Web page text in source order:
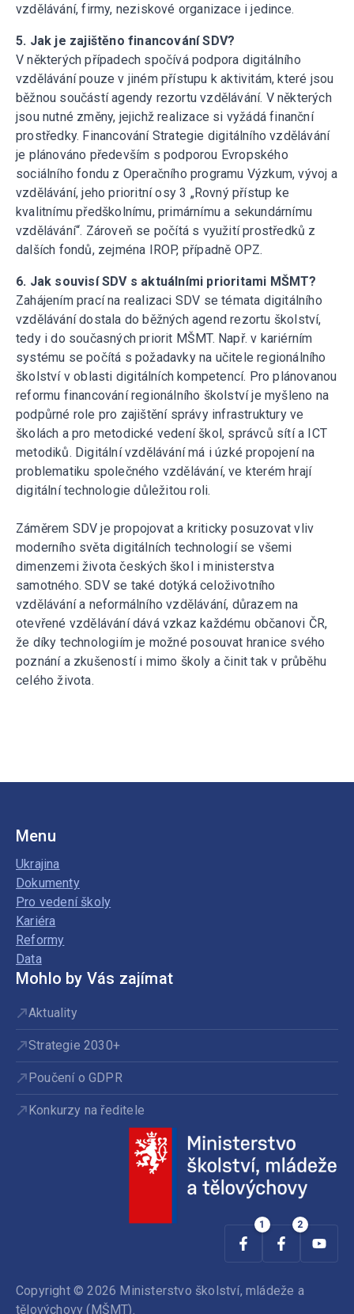
vzdělávání, firmy, neziskové organizace i jedince.
5. Jak je zajištěno financování SDV?
V některých případech spočívá podpora digitálního
vzdělávání pouze v jiném přístupu k aktivitám, které jsou
běžnou součástí agendy rezortu vzdělávání. V některých
jsou nutné změny, jejichž realizace si vyžádá finanční
prostředky. Financování Strategie digitálního vzdělávání
je plánováno především s podporou Evropského
sociálního fondu z Operačního programu Výzkum, vývoj a
vzdělávání, jeho prioritní osy 3 „Rovný přístup ke
kvalitnímu předškolnímu, primárnímu a sekundárnímu
vzdělávání“. Zároveň se počítá s využití prostředků z
dalších fondů, zejména IROP, případně OPZ.
6. Jak souvisí SDV s aktuálními prioritami MŠMT?
Zahájením prací na realizaci SDV se témata digitálního
vzdělávání dostala do běžných agend rezortu školství,
tedy i do současných priorit MŠMT. Např. v kariérním
systému se počítá s požadavky na učitele regionálního
školství v oblasti digitálních kompetencí. Pro plánovanou
reformu financování regionálního školství je myšleno na
podpůrné role pro zajištění správy infrastruktury ve
školách a pro metodické vedení škol, správců sítí a ICT
metodiků. Digitální vzdělávání má i úzké propojení na
problematiku společného vzdělávání, ve kterém hrají
digitální technologie důležitou roli.
Záměrem SDV je propojovat a kriticky posuzovat vliv
moderního světa digitálních technologií se všemi
dimenzemi života českých škol i ministerstva
samotného. SDV se také dotýká celoživotního
vzdělávání a neformálního vzdělávání, důrazem na
otevřené vzdělávání dává vzkaz každému občanovi ČR,
že díky technologiím je možné posouvat hranice svého
poznání a zkušeností i mimo školy a činit tak v průběhu
celého života.
Menu
Ukrajina
Dokumenty
Pro vedení školy
Kariéra
Reformy
Data
Mohlo by Vás zajímat
Aktuality
Strategie 2030+
Poučení o GDPR
Konkurzy na ředitele
Copyright © 2026 Ministerstvo školství, mládeže a
tělovýchovy (MŠMT).